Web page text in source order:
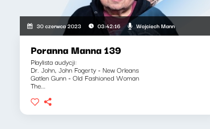
30 czerwca 2023 03:42:16 Wojciech Mann
Poranna Manna 139
Playlista audycji:
Dr. John, John Fogerty - New Orleans
Gatlen Gunn - Old Fashioned Woman
The...